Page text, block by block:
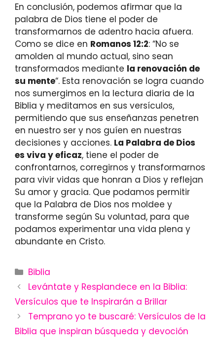
En conclusión, podemos afirmar que la
palabra de Dios tiene el poder de
transformarnos de adentro hacia afuera.
Como se dice en Romanos 12:2: “No se
amolden al mundo actual, sino sean
transformados mediante la renovación de
su mente“. Esta renovación se logra cuando
nos sumergimos en la lectura diaria de la
Biblia y meditamos en sus versículos,
permitiendo que sus enseñanzas penetren
en nuestro ser y nos guíen en nuestras
decisiones y acciones. La Palabra de Dios
es viva y eficaz, tiene el poder de
confrontarnos, corregirnos y transformarnos
para vivir vidas que honran a Dios y reflejan
Su amor y gracia. Que podamos permitir
que la Palabra de Dios nos moldee y
transforme según Su voluntad, para que
podamos experimentar una vida plena y
abundante en Cristo.
Categories
Biblia
Levántate y Resplandece en la Biblia:
Versículos que te Inspirarán a Brillar
Temprano yo te buscaré: Versículos de la
Biblia que inspiran búsqueda y devoción